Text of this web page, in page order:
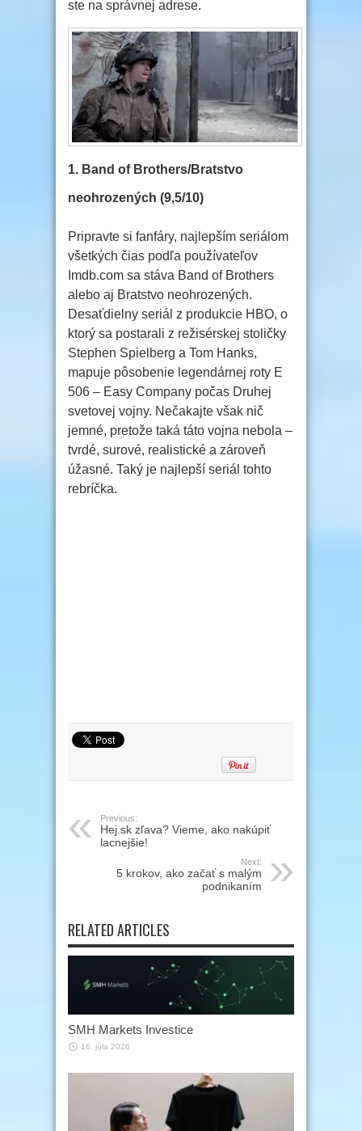
ste na správnej adrese.
1. Band of Brothers/Bratstvo
neohrozených (9,5/10)
Pripravte si fanfáry, najlepším seriálom
všetkých čias podľa používateľov
Imdb.com sa stáva Band of Brothers
alebo aj Bratstvo neohrozených.
Desaťdielny seriál z produkcie HBO, o
ktorý sa postarali z režisérskej stoličky
Stephen Spielberg a Tom Hanks,
mapuje pôsobenie legendárnej roty E
506 – Easy Company počas Druhej
svetovej vojny. Nečakajte však nič
jemné, pretože taká táto vojna nebola –
tvrdé, surové, realistické a zároveň
úžasné. Taký je najlepší seriál tohto
rebríčka.
Previous:
Hej.sk zľava? Vieme, ako nakúpiť
lacnejšie!
Next:
5 krokov, ako začať s malým
podnikaním
RELATED ARTICLES
SMH Markets Investice
16. júla 2026